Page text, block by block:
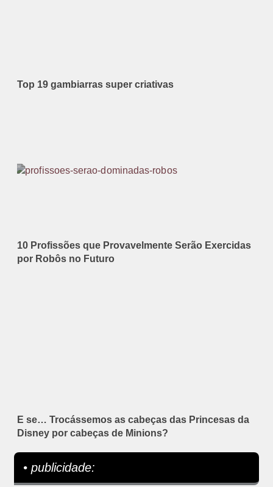
Top 19 gambiarras super criativas
10 Profissões que Provavelmente Serão Exercidas
por Robôs no Futuro
E se… Trocássemos as cabeças das Princesas da
Disney por cabeças de Minions?
• publicidade: